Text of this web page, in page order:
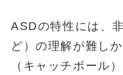
ASDの特性には、
ど）の理解が難し
（キャッチボール